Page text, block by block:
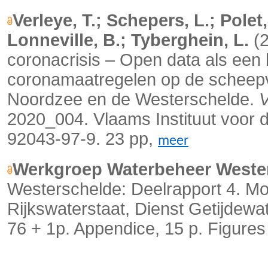
Verleye, T.; Schepers, L.;
Lonneville, B.; Tyberghein, L.
coronacrisis – Open data als
coronamaatregelen op de
Noordzee en de Westerschelde.
2020_004. Vlaams Instituut voor
92043-97-9. 23 pp, meer
Werkgroep Waterbeheer
Westerschelde: Deelrapport 4.
Rijkswaterstaat, Dienst
76 + 1p. Appendice, 15 p.